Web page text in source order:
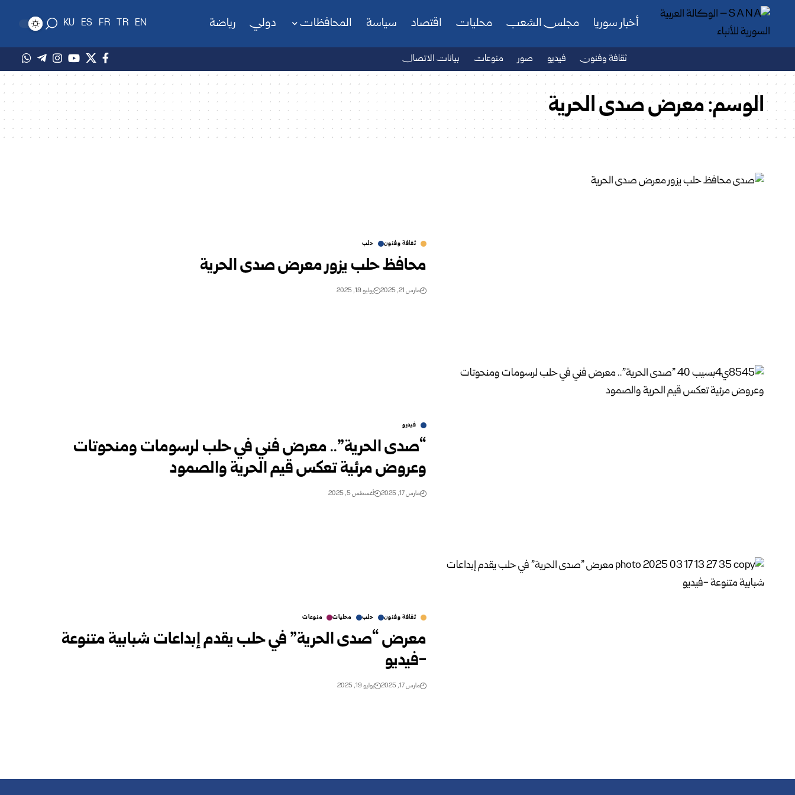
أخبار سوريا مجلس الشعب محليات اقتصاد سياسة المحافظات دولي رياضة EN
TR
FR
ES
KU
ثقافة وفنون فيديو صور منوعات بيانات الاتصال
الوسم:معرض صدى الحرية
ثقافة وفنون حلب
محافظ حلب يزور معرض صدى الحرية
مارس 21, 2025 يوليو 19, 2025
فيديو
“صدى الحرية”.. معرض فني في حلب لرسومات ومنحوتات
وعروض مرئية تعكس قيم الحرية والصمود
مارس 17, 2025 أغسطس 5, 2025
ثقافة وفنون حلب محليات منوعات
معرض “صدى الحرية” في حلب يقدم إبداعات شبابية متنوعة
-فيديو
مارس 17, 2025 يوليو 19, 2025